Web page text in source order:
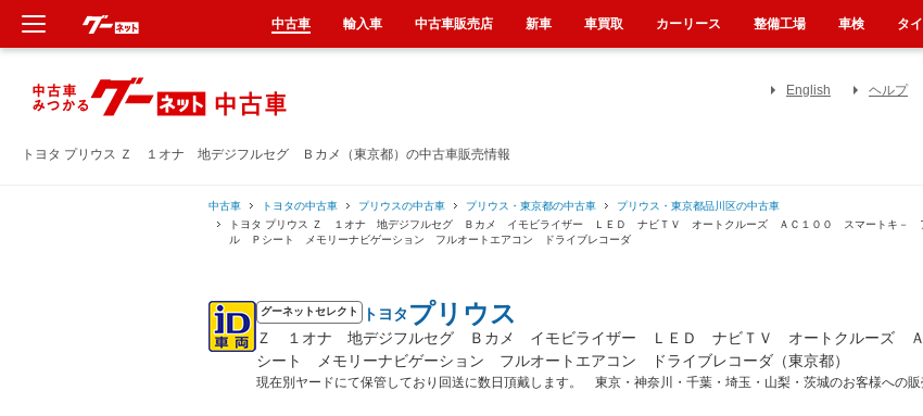
トヨタ プリウス Ｚ １オナ 地デジフルセグ Ｂカメ（東京都）の中古車販売情報
English ヘルプ
中古車 トヨタの中古車 プリウスの中古車 プリウス・東京都の中古車
プリウス・東京都品川区の中古車
トヨタ プリウス Ｚ １オナ 地デジフルセグ Ｂカメ イモビライザー ＬＥＤ ナビＴＶ オートクルーズ ＡＣ１００ スマートキ－
ル Ｐシート メモリーナビゲーション フルオートエアコン ドライブレコーダ
グーネットセレクト トヨタ プリウス
Ｚ １オナ 地デジフルセグ Ｂカメ イモビライザー ＬＥＤ ナビＴＶ オートクルーズ
シート メモリーナビゲーション フルオートエアコン ドライブレコーダ（東京都）
現在別ヤードにて保管しており回送に数日頂戴します。 東京・神奈川・千葉・埼玉・山梨・茨城のお客様への
中古車 輸入車 中古車販売店 新車 車買取 カーリース 整備工場 車検 タ
新車
中古車